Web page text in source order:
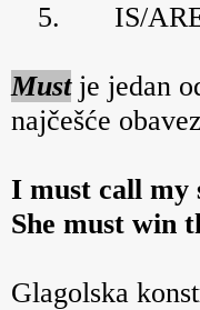
5.
IS/
Must je jedan
najčešće
I must call my
She must win
Glagolska